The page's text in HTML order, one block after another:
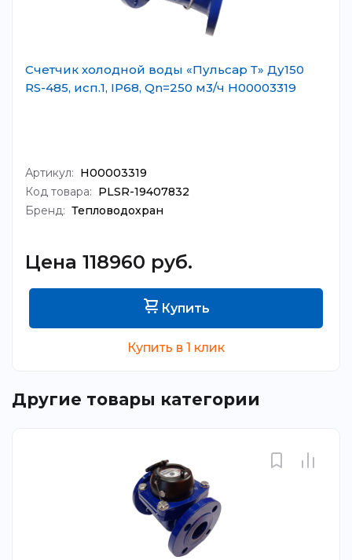
Счетчик холодной воды «Пульсар Т» Ду150
RS-485, исп.1, IP68, Qn=250 м3/ч Н00003319
Артикул: Н00003319
Код товара: PLSR-19407832
Бренд: Тепловодохран
Цена 118960 руб.
Купить
Купить в 1 клик
Другие товары категории